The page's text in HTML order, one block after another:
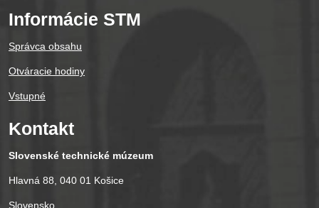
Informácie STM
Správca obsahu
Otváracie hodiny
Vstupné
Kontakt
Slovenské technické múzeum
Hlavná 88, 040 01 Košice
Slovensko